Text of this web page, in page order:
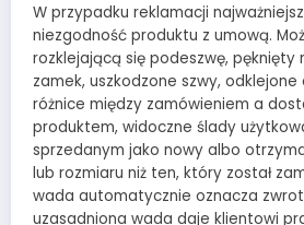
W przypadku reklamacji
niezgodność produktu z umową.
rozklejającą się podeszwę, pęknięty
zamek, uszkodzone szwy,
różnice między zamówieniem a
produktem, widoczne ślady
sprzedanym jako nowy albo
lub rozmiaru niż ten, który został
wada automatycznie oznacza
uzasadniona wada daje klientowi